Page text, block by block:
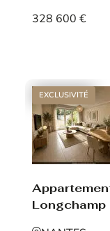
328 600 €
EXCLUSIVITÉ
Longchamp